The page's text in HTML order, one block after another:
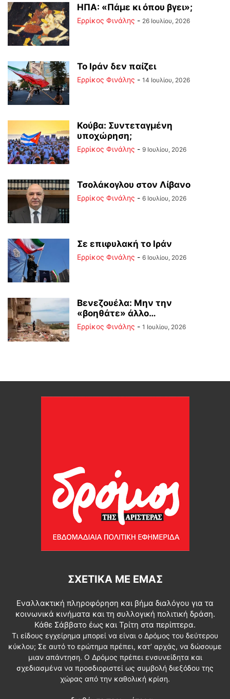
ΗΠΑ: «Πάμε κι όπου βγει»;
Ερρίκος Φινάλης - 26 Ιουλίου, 2026
Το Ιράν δεν παίζει
Ερρίκος Φινάλης - 14 Ιουλίου, 2026
Κούβα: Συντεταγμένη
υποχώρηση;
Ερρίκος Φινάλης - 9 Ιουλίου, 2026
Τσολάκογλου στον Λίβανο
Ερρίκος Φινάλης - 6 Ιουλίου, 2026
Σε επιφυλακή το Ιράν
Ερρίκος Φινάλης - 6 Ιουλίου, 2026
Βενεζουέλα: Μην την
«βοηθάτε» άλλο…
Ερρίκος Φινάλης - 1 Ιουλίου, 2026
ΣΧΕΤΙΚΆ ΜΕ ΕΜΆΣ
Εναλλακτική πληροφόρηση και βήμα διαλόγου για τα
κοινωνικά κινήματα και τη συλλογική πολιτική δράση.
Κάθε Σάββατο έως και Τρίτη στα περίπτερα.
Τι είδους εγχείρημα μπορεί να είναι ο Δρόμος του δεύτερου
κύκλου; Σε αυτό το ερώτημα πρέπει, κατ’ αρχάς, να δώσουμε
μιαν απάντηση. Ο Δρόμος πρέπει ενσυνείδητα και
σχεδιασμένα να προσδιοριστεί ως συμβολή διεξόδου της
χώρας από την καθολική κρίση.